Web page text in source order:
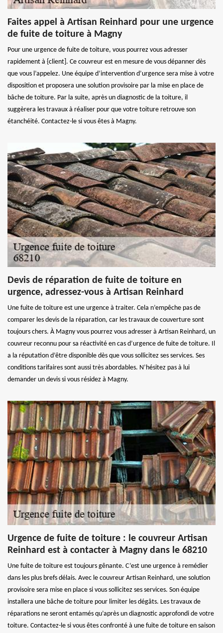
Faites appel à Artisan Reinhard pour une urgence
de fuite de toiture à Magny
Pour une urgence de fuite de toiture, vous pourrez vous adresser
rapidement à {client]. Ce couvreur est en mesure de vous dépanner dès
que vous l’appelez. Une équipe d’intervention d’urgence sera mise à votre
disposition et proposera une solution provisoire par la mise en place de
bâche de toiture. Par la suite, après un diagnostic de la toiture, il
suggèrera les travaux à réaliser pour que votre toiture retrouve son
étanchéité. Contactez-le si vous êtes à Magny.
Devis de réparation de fuite de toiture en
urgence, adressez-vous à Artisan Reinhard
Une fuite de toiture est une urgence à traiter. Cela n’empêche pas de
comparer les devis de la réparation, car les travaux de couverture sont
toujours chers. À Magny vous pourrez vous adresser à Artisan Reinhard, un
couvreur reconnu pour sa réactivité en cas d’urgence de fuite de toiture. Il
a la réputation d’être disponible dès que vous sollicitez ses services. Ses
conditions tarifaires sont aussi très abordables. N’hésitez pas à lui
demander un devis si vous résidez à Magny.
Urgence de fuite de toiture : le couvreur Artisan
Reinhard est à contacter à Magny dans le 68210
Une fuite de toiture est toujours gênante. C’est une urgence à remédier
dans les plus brefs délais. Avec le couvreur Artisan Reinhard, une solution
provisoire sera mise en place si vous sollicitez ses services. Son équipe
installera une bâche de toiture pour limiter les dégâts. Les travaux de
réparations ne seront entamés qu’après un diagnostic approfondi de votre
toiture. Contactez-le si vous êtes confronté à une fuite de toiture en saison